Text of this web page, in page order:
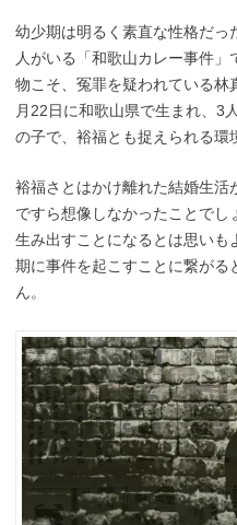
幼少期は明るく素直な性格だ
人がいる「和歌山カレー事件
物こそ、冤罪を疑われている
月22日に和歌山県で生まれ、3
の子で、裕福とも捉えられる環
裕福さとはかけ離れた結婚生
ですら想像しなかったことで
生み出すことになるとは思い
期に事件を起こすことに繋が
ん。